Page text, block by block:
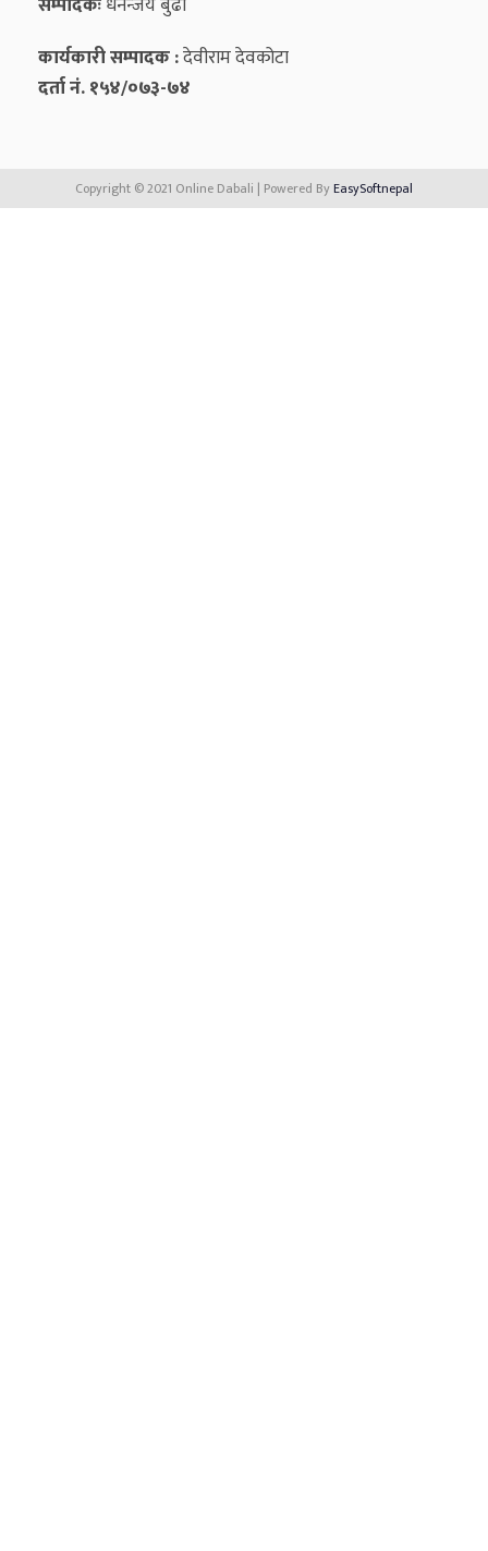
कार्यकारी सम्पादक :देवीराम देवकोटा
दर्ता नं. १५४/०७३-७४
Copyright © 2021 Online Dabali | Powered ByEasySoftnepal